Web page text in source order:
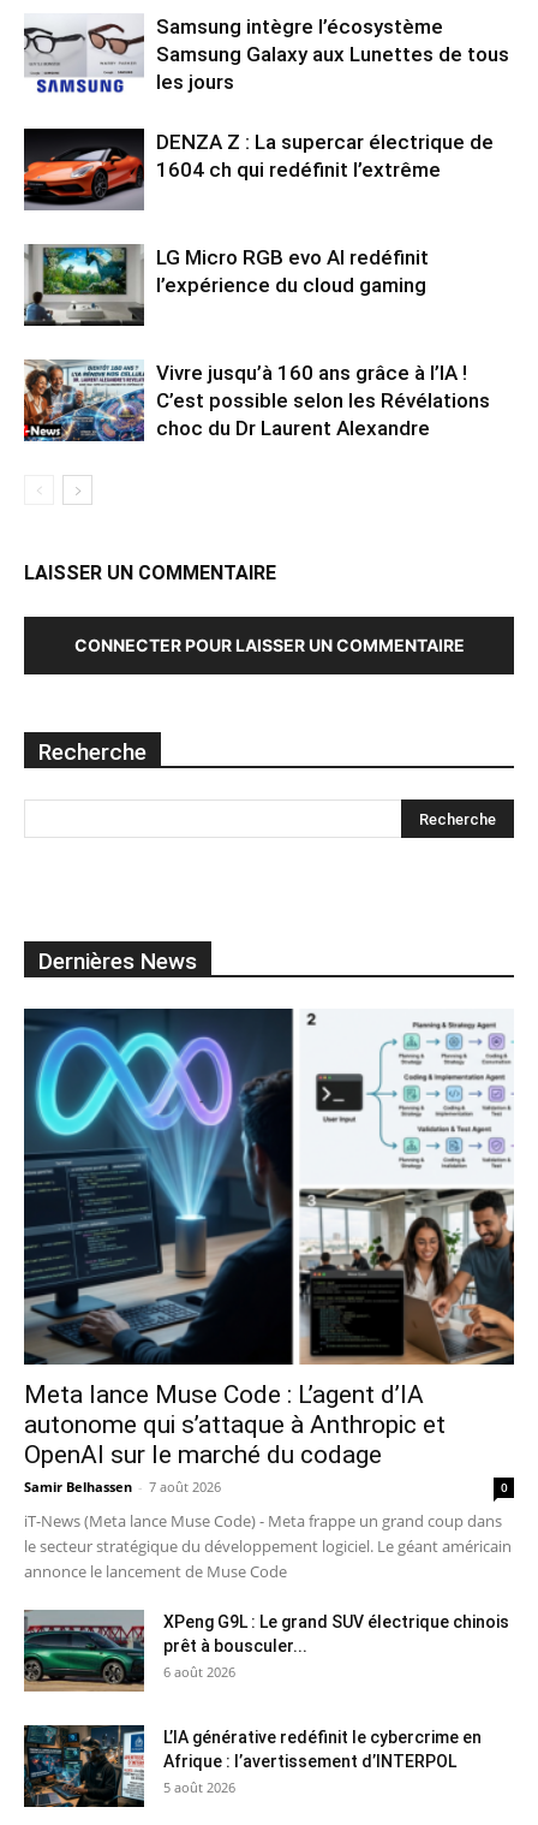
Samsung intègre l’écosystème
Samsung Galaxy aux Lunettes de tous
les jours
DENZA Z : La supercar électrique de
1604 ch qui redéfinit l’extrême
LG Micro RGB evo AI redéfinit
l’expérience du cloud gaming
Vivre jusqu’à 160 ans grâce à l’IA !
C’est possible selon les Révélations
choc du Dr Laurent Alexandre
LAISSER UN COMMENTAIRE
CONNECTER POUR LAISSER UN COMMENTAIRE
Recherche
Dernières News
Meta lance Muse Code : L’agent d’IA
autonome qui s’attaque à Anthropic et
OpenAI sur le marché du codage
Samir Belhassen - 7 août 2026 0
iT-News (Meta lance Muse Code) - Meta frappe un grand coup dans
le secteur stratégique du développement logiciel. Le géant américain
annonce le lancement de Muse Code
XPeng G9L : Le grand SUV électrique chinois
prêt à bousculer...
6 août 2026
L’IA générative redéfinit le cybercrime en
Afrique : l’avertissement d’INTERPOL
5 août 2026